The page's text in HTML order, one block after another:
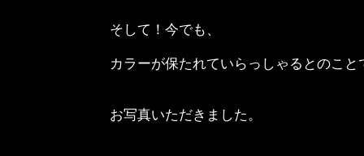
そして！今でも、
カラーが保たれていらっしゃるとのこと
お写真いただきました。